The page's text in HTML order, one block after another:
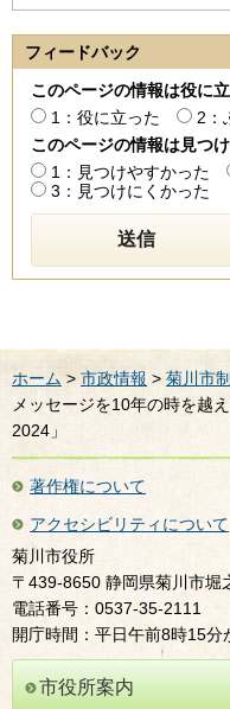
フィードバック
このページの情報は役に
1：役に立った
2：
このページの情報は見つ
1：見つけやすかった
3：見つけにくかった
ホーム > 市政情報 > 菊川市
メッセージを10年の時を越
2024」
著作権について
アクセシビリティについて
菊川市役所
〒439-8650 静岡県菊川市堀
電話番号：0537-35-2111
開庁時間：平日午前8時15分
市役所案内